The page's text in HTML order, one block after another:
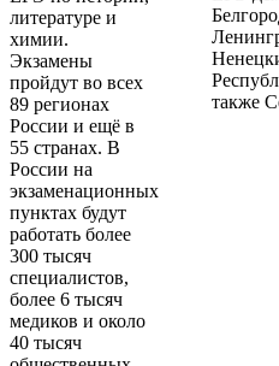
литературе и
химии.
Экзамены
пройдут во всех
89 регионах
России и ещё в
55 странах. В
России на
экзаменационных
пунктах будут
работать более
300 тысяч
специалистов,
более 6 тысяч
медиков и около
40 тысяч
также